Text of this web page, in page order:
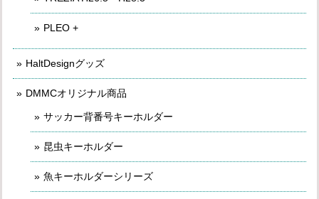
PLEO +
HaltDesignグッズ
DMMCオリジナル商品
サッカー背番号キーホルダー
昆虫キーホルダー
魚キーホルダーシリーズ